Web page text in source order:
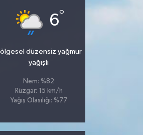
6°
düzensiz yağmur
yağışlı
Nem: %82
Rüzgar: 15 km/h
Yağış Olasılığı: %77